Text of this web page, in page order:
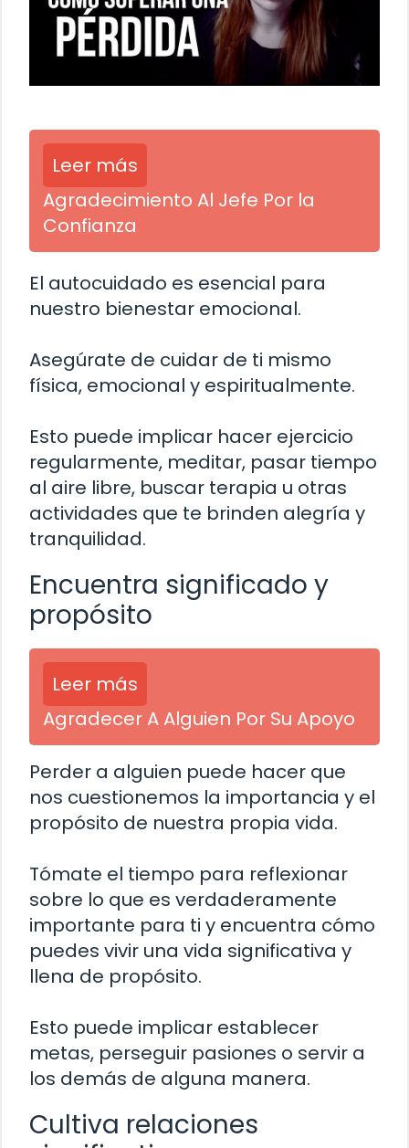
Leer más
Agradecimiento Al Jefe Por la
Confianza
El autocuidado es esencial para
nuestro bienestar emocional.
Asegúrate de cuidar de ti mismo
física, emocional y espiritualmente.
Esto puede implicar hacer ejercicio
regularmente, meditar, pasar tiempo
al aire libre, buscar terapia u otras
actividades que te brinden alegría y
tranquilidad.
Encuentra significado y
propósito
Leer más
Agradecer A Alguien Por Su Apoyo
Perder a alguien puede hacer que
nos cuestionemos la importancia y el
propósito de nuestra propia vida.
Tómate el tiempo para reflexionar
sobre lo que es verdaderamente
importante para ti y encuentra cómo
puedes vivir una vida significativa y
llena de propósito.
Esto puede implicar establecer
metas, perseguir pasiones o servir a
los demás de alguna manera.
Cultiva relaciones